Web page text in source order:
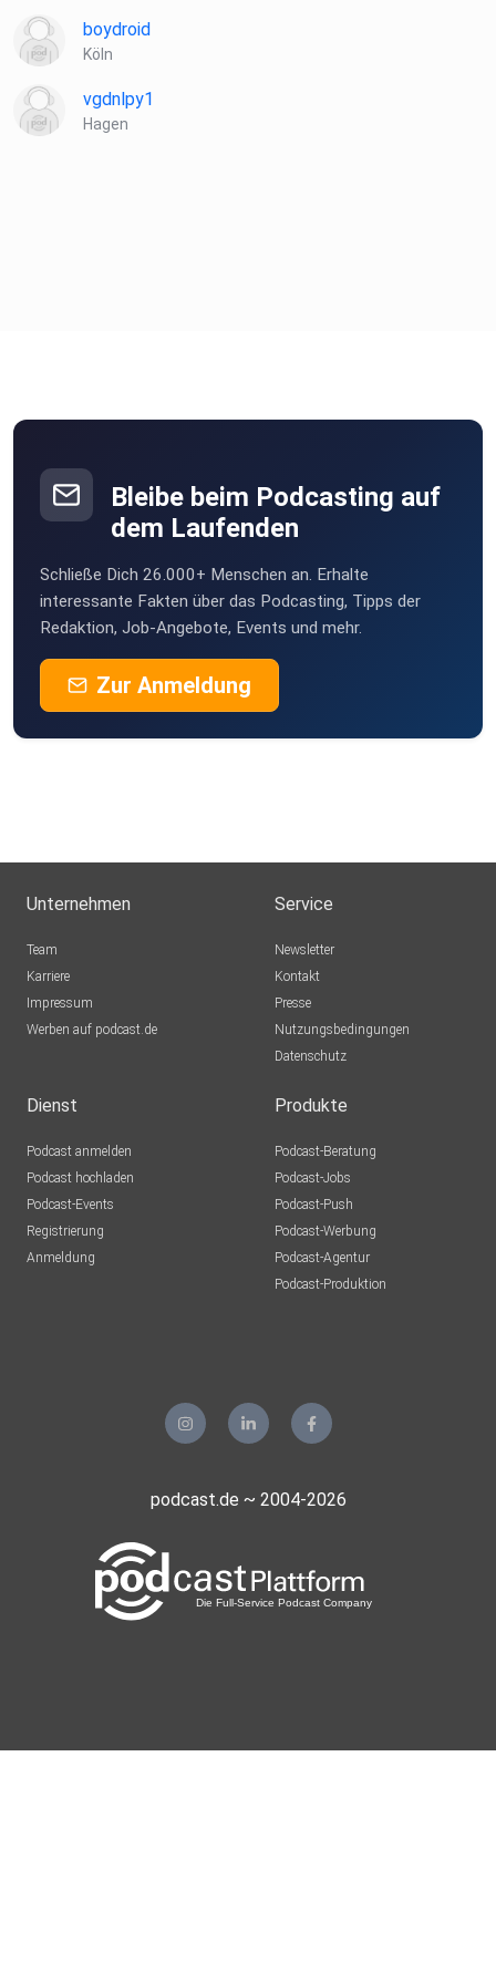
boydroid
Köln
vgdnlpy1
Hagen
Bleibe beim Podcasting auf
dem Laufenden
Schließe Dich 26.000+ Menschen an. Erhalte
interessante Fakten über das Podcasting, Tipps der
Redaktion, Job-Angebote, Events und mehr.
Zur Anmeldung
Unternehmen
Team
Karriere
Impressum
Werben auf podcast.de
Service
Newsletter
Kontakt
Presse
Nutzungsbedingungen
Datenschutz
Dienst
Podcast anmelden
Podcast hochladen
Podcast-Events
Registrierung
Anmeldung
Produkte
Podcast-Beratung
Podcast-Jobs
Podcast-Push
Podcast-Werbung
Podcast-Agentur
Podcast-Produktion
podcast.de ~ 2004-2026